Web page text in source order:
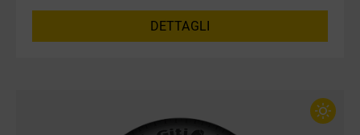
DETTAGLI